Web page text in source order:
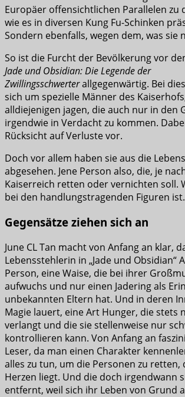
Europäer offensichtlichen Parallelen zu
wie es in diversen Kung Fu-Schinken
Sondern ebenfalls, wegen dem, was sie
So ist die Furcht der Bevölkerung vor
Jade und Obsidian: Die Legende der
Zwillingsschwerterallgegenwärtig. Bei
sich um spezielle Männer des
alldiejenigen jagen, die auch nur in den
irgendwie in Verdacht zu kommen.
Rücksicht auf Verluste vor.
Doch vor allem haben sie aus die
abgesehen. Jene Person also, die, je
Kaiserreich retten oder vernichten soll.
bei den handlungstragenden Figuren ist.
Gegensätze ziehen sich an
June CL Tan macht von Anfang an klar,
Lebensstehlerin in „Jade und Obsidian“
Person, eine Waise, die bei ihrer
aufwuchs und nur einen Jadering als
unbekannten Eltern hat. Und in deren
Magie lauert, eine Art Hunger, die stets
verlangt und die sie stellenweise nur
kontrollieren kann. Von Anfang an
Leser, da man einen Charakter
alles zu tun, um die Personen zu retten,
Herzen liegt. Und die doch irgendwann
entfernt, weil sich ihr Leben von Grund